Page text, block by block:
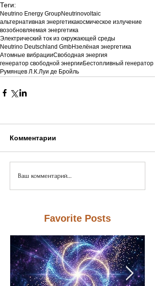
Теги:
Neutrino Energy GroupNeutrinovoltaic
альтернативная энергетикакосмическое излучение
возобновляемая энергетика
Электрический ток из окружающей среды
Neutrino Deutschland GmbHзелёная энергетика
Атомные вибрацииСвободная энергия
генератор свободной энергииБестопливный генератор
Румянцев Л.К. Луи де Бройль
Комментарии
Ваш комментарий...
Favorite Posts